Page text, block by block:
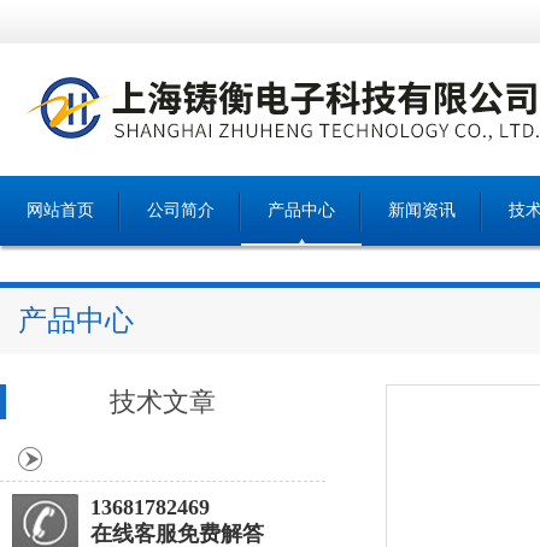
网站首页 公司简介 产品中心 新闻资讯 技
产品中心
技术文章
13681782469
在线客服免费解答